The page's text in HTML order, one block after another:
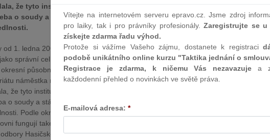
že tyto instituce spadají pod různá
o soudy a státní zastupitelství, jež spadají pod
1. ledna 2003
správní celky nezanikly. Některé
působnost, potvrdila ČTK Hana
náměstka ministra vnitra pro reformu
že tyto instituce spadají pod různá
o soudy a státní zastupitelství, jež spadají pod
Podle okresů je členěna i republiková
fungují také oddělení cizinecké
Hasičského záchranného sboru se zatím
Vítejte na internetovém serveru epravo.cz. Jsme zdroj
pro laiky, tak i pro právníky profesionály.Zaregistrujte se u
získejte zdarma řadu výhod.
Protože si vážíme Vašeho zájmu, dostanete k registraci
podobě unikátního online kurzu "Taktika jednání o
Registrace je zdarma, k ničemu Vás nezavazuje a
každodenní přehled o novinkách ve světě práva.
E-mailová adresa: *